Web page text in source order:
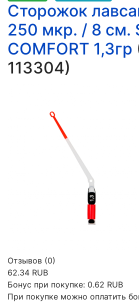
Сторожок
250 мкр. / 8 см.
COMFORT 1,3гр
113304)
Отзывов (0)
62.34 RUB
Бонус при покупке: 0.62 RUB
При покупке можно оплатить